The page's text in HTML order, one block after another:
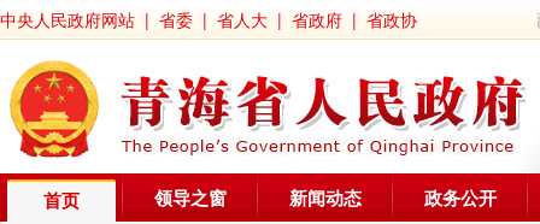
中央人民政府网站 | 省委 | 省人大 | 省政府 | 省政协
首页 领导之窗 新闻动态 政务公开